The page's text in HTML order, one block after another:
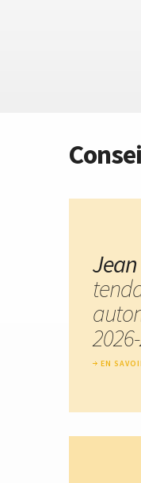
EN